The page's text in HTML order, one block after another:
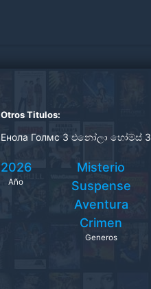
Otros Titulos:
Енола Голмс 3 එනෝලා හෝම්ස් 3
2026
Año
Misterio
Suspense
Aventura
Crimen
Generos